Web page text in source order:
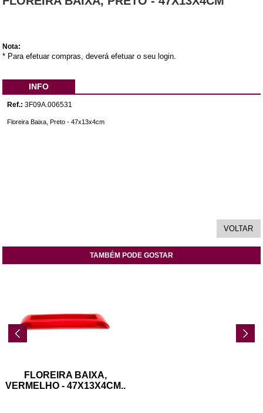
Nota:
* Para efetuar compras, deverá efetuar o seu login.
INFO
Ref.: 3F09A.006531
Floreira Baixa, Preto - 47x13x4cm
TAMBÉM PODE GOSTAR
FLOREIRA BAIXA,
VERMELHO - 47X13X4CM..